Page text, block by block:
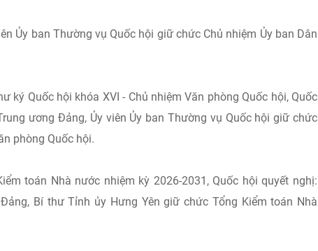
Ủy ban Thường vụ Quốc hội giữ chức Chủ nhiệm Ủy ban Dân
ký Quốc hội khóa XVI - Chủ nhiệm Văn phòng Quốc hội, Quốc
ương Đảng, Ủy viên Ủy ban Thường vụ Quốc hội giữ chức
phòng Quốc hội.
toán Nhà nước nhiệm kỳ 2026-2031, Quốc hội quyết nghị:
Bí thư Tỉnh ủy Hưng Yên giữ chức Tổng Kiểm toán Nhà